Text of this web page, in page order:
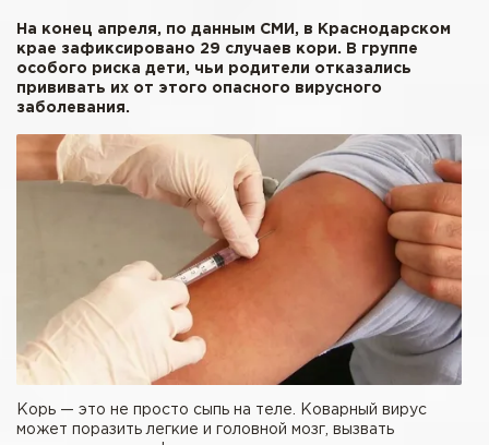
На конец апреля, по данным СМИ, в Краснодарском
крае зафиксировано 29 случаев кори. В группе
особого риска дети, чьи родители отказались
прививать их от этого опасного вирусного
заболевания.
Корь — это не просто сыпь на теле. Коварный вирус
может поразить легкие и головной мозг, вызвать